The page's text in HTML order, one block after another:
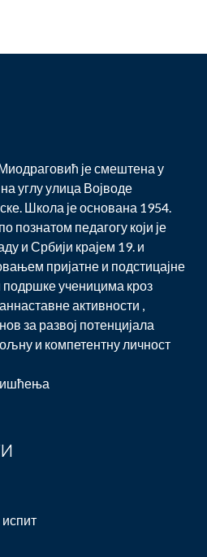
је смештена у
углу улица Војводе
Школа је основана 1954.
познатом педагогу који је
и Србији крајем 19. и
пријатне и подстицајне
ученицима кроз
активности ,
за развој потенцијала
и компетентну личност